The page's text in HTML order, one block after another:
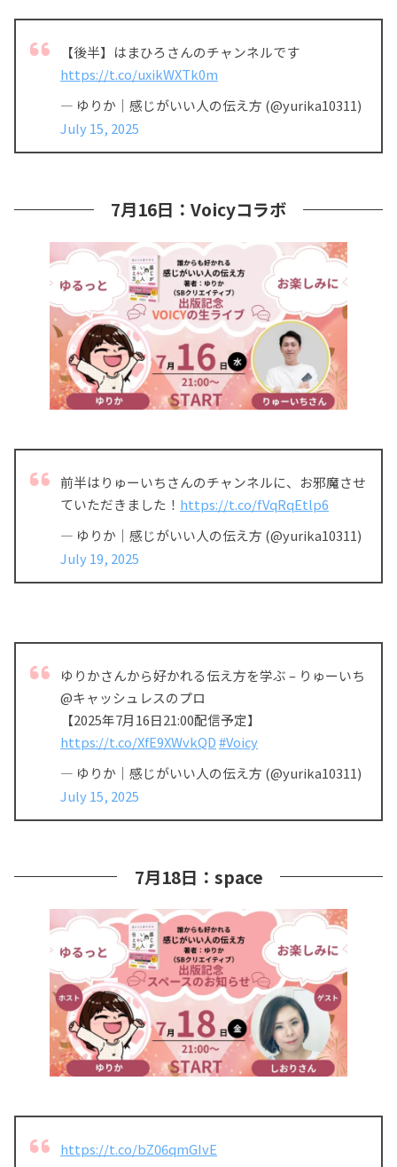
【後半】はまひろさんのチャンネルです
https://t.co/uxikWXTk0m
— ゆりか｜感じがいい人の伝え方 (@yurika10311)
July 15, 2025
7月16日：Voicyコラボ
前半はりゅーいちさんのチャンネルに、お邪魔させ
ていただきました！ https://t.co/fVqRqEtlp6
— ゆりか｜感じがいい人の伝え方 (@yurika10311)
July 19, 2025
ゆりかさんから好かれる伝え方を学ぶ – りゅーいち
@キャッシュレスのプロ
【2025年7月16日21:00配信予定】
https://t.co/XfE9XWvkQD#Voicy
— ゆりか｜感じがいい人の伝え方 (@yurika10311)
July 15, 2025
7月18日：space
https://t.co/bZ06qmGIvE